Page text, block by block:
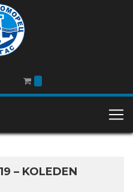
– KOLEDEN